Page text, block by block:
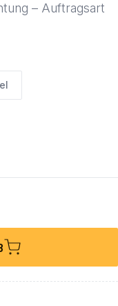
– Auftragsart